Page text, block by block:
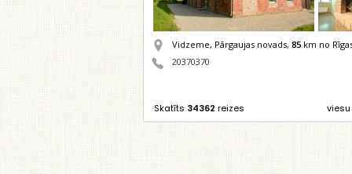
Vidzeme, Pārgaujas novads, 85 km no
20370370
Skatīts 34362 reizes